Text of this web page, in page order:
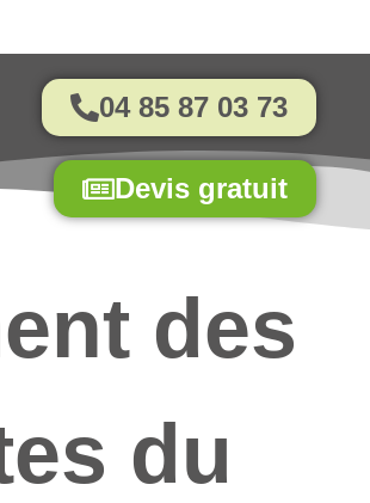
04 85 87 03 73
Devis gratuit
des
du